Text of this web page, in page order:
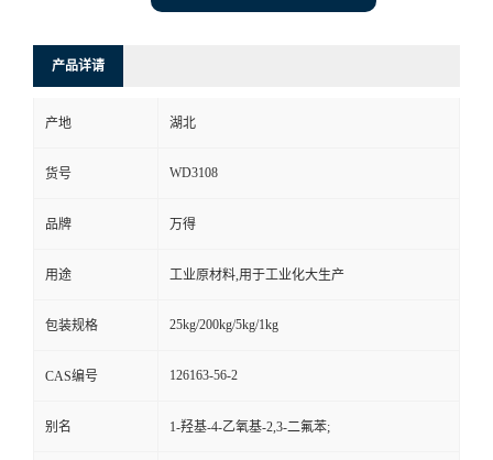
产品详请
产地 湖北
货号 WD3108
品牌 万得
用途 工业原材料,用于工业化大生产
包装规格 25kg/200kg/5kg/1kg
CAS编号 126163-56-2
别名 1-羟基-4-乙氧基-2,3-二氟苯;